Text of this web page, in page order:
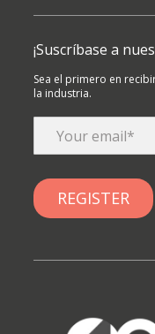
¡Suscríbase a
Sea el primero en
la industria.